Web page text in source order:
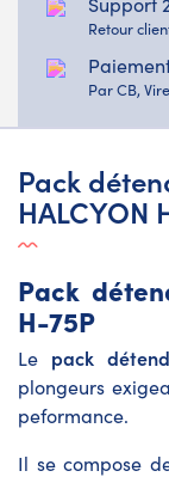
Retour
Par CB,
Pack
HALCYON
Pack
H-75P
Le pack
plongeurs
peformance.
Il se compose